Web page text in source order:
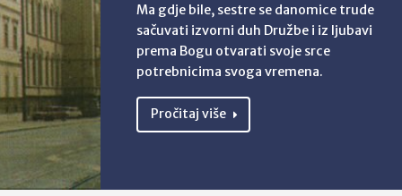
Ma gdje bile, sestre se danomice trude
sačuvati izvorni duh Družbe i iz ljubavi
prema Bogu otvarati svoje srce
potrebnicima svoga vremena.
Pročitaj više